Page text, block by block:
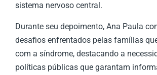
sistema nervoso central.
Durante seu depoimento, Ana Paula
desafios enfrentados pelas famílias
com a síndrome, destacando a
políticas públicas que garantam